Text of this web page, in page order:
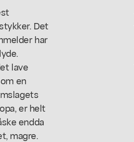
Det
har
lave
en
er helt
endda
magre.